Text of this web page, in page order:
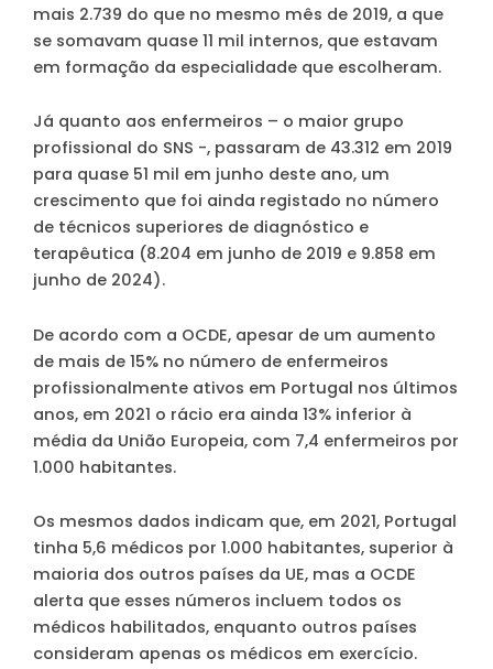
mais 2.739 do que no mesmo mês de 2019, a que
se somavam quase 11 mil internos, que estavam
em formação da especialidade que escolheram.
Já quanto aos enfermeiros – o maior grupo
profissional do SNS -, passaram de 43.312 em 2019
para quase 51 mil em junho deste ano, um
crescimento que foi ainda registado no número
de técnicos superiores de diagnóstico e
terapêutica (8.204 em junho de 2019 e 9.858 em
junho de 2024).
De acordo com a OCDE, apesar de um aumento
de mais de 15% no número de enfermeiros
profissionalmente ativos em Portugal nos últimos
anos, em 2021 o rácio era ainda 13% inferior à
média da União Europeia, com 7,4 enfermeiros por
1.000 habitantes.
Os mesmos dados indicam que, em 2021, Portugal
tinha 5,6 médicos por 1.000 habitantes, superior à
maioria dos outros países da UE, mas a OCDE
alerta que esses números incluem todos os
médicos habilitados, enquanto outros países
consideram apenas os médicos em exercício.